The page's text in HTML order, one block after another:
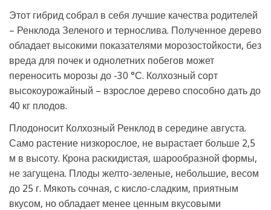
Этот гибрид собрал в себя лучшие качества родителей
– Ренклода Зеленого и тернослива. Полученное дерево
обладает высокими показателями морозостойкости, без
вреда для почек и однолетних побегов может
переносить морозы до -30 °С. Колхозный сорт
высокоурожайный – взрослое дерево способно дать до
40 кг плодов.
Плодоносит Колхозный Ренклод в середине августа.
Само растение низкорослое, не вырастает больше 2,5
м в высоту. Крона раскидистая, шарообразной формы,
не загущена. Плоды желто-зеленые, небольшие, весом
до 25 г. Мякоть сочная, с кисло-сладким, приятным
вкусом, но обладает менее ценным вкусовыми